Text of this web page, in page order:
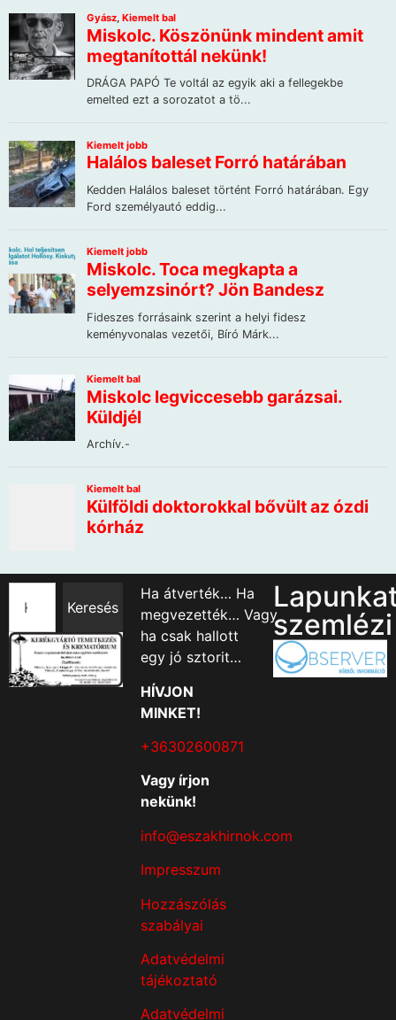
Keresés
Ha átverték… Ha
megvezették… Vagy
ha csak hallott
egy jó sztorit…
HÍVJON
MINKET!
+36302600871
Vagy írjon
nekünk!
info@eszakhirnok.com
Impresszum
Hozzászólás
szabályai
Adatvédelmi
tájékoztató
Adatvédelmi
szemlézi